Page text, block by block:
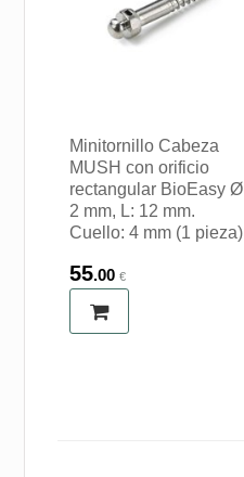
Minitornillo Cabeza
MUSH con orificio
rectangular BioEasy Ø
2 mm, L: 12 mm.
Cuello: 4 mm (1 pieza)
55.00 €